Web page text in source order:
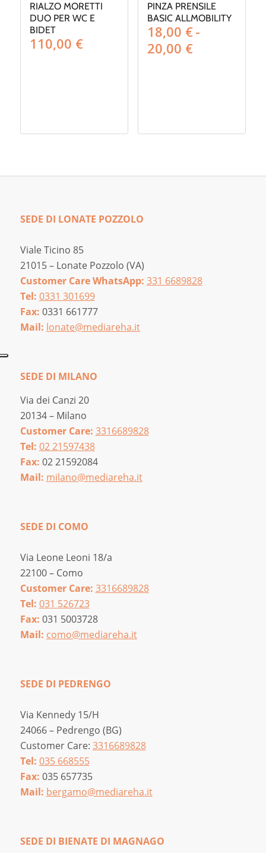
RIALZO MORETTI
DUO PER WC E
BIDET
110,00 €
PINZA PRENSILE
BASIC ALLMOBILITY
18,00 €-
20,00 €Fascia
20,00 €
SEDE DI LONATE POZZOLO
Viale Ticino 85
21015 – Lonate Pozzolo (VA)
Customer Care WhatsApp: 331 6689828
Tel: 0331 301699
Fax: 0331 661777
Mail: lonate@mediareha.it
SEDE DI MILANO
Via dei Canzi 20
20134 – Milano
Customer Care: 3316689828
Tel: 02 21597438
Fax: 02 21592084
Mail: milano@mediareha.it
SEDE DI COMO
Via Leone Leoni 18/a
22100 – Como
Customer Care: 3316689828
Tel: 031 526723
Fax: 031 5003728
Mail: como@mediareha.it
SEDE DI PEDRENGO
Via Kennedy 15/H
24066 – Pedrengo (BG)
Customer Care: 3316689828
Tel: 035 668555
Fax: 035 657735
Mail: bergamo@mediareha.it
SEDE DI BIENATE DI MAGNAGO